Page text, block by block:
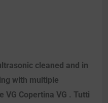
cleaned and in
with multiple
VG Copertina VG . Tutti